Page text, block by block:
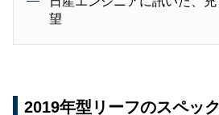
望
2019年型リーフのスペッ